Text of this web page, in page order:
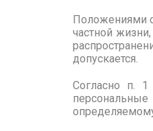
Положениями
частной
допускается.
Согласно п.